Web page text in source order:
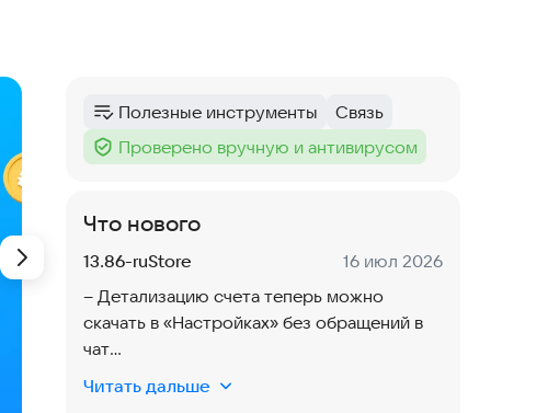
Категория:
Полезные инструменты
Тег:
Связь
Тег :
Проверено вручную и антивирусом
Что нового
Версия:
13.86-ruStore Дата:
16 июл 2026
– Детализацию счета теперь можно
скачать в «Настройках» без обращений в
чат
– Защититесь от навязчивой рекламы и
мошенников в разделе «Моя
Читать дальше